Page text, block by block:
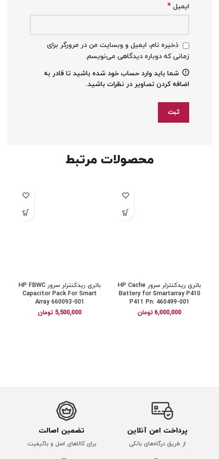
ایمیل *
ذخیره نام، ایمیل و وبسایت من در مرورگر برای
زمانی که دوباره دیدگاهی می‌نویسم.
شما باید وارد حساب خود شده باشید تا قادر به
اضافه کردن تصاویر در نظرات باشید.
محصولات مرتبط
باتری ریدکنترلر سرور HP Cache
Battery for Smartarray P410
P411 Pn: 460499-001
6,000,000 تومان
باتری ریدکنترلر سرور HP FBWC
Capacitor Pack For Smart
Array 660093-001
5,500,000 تومان
پرداخت امن آنلاین
از طریق درگاه‌های بانکی
تضمین اصالت
برای کالاهای اصل و باکیفیت